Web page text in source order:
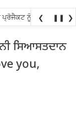
ਨੂੰ ਜਲਦ ਮੁੜ ਅਲਾਟ
❮ ❚❚ ❯
ਸਿਆਸਤਦਾਨ
you,